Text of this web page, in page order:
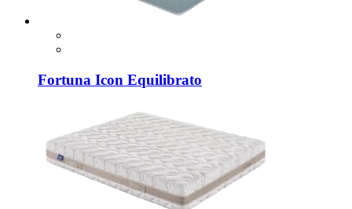
Fortuna Icon Equilibrato